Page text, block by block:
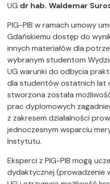
UG dr hab. Waldemar
PIG-PIB w ramach umowy
Gdańskiemu dostęp do
innych materiałów dla
wybranym studentom
UG warunki do odbycia
dla studentów ostatnich lat
stworzona została
prac dyplomowych
z zakresem działalności
jednoczesnym wsparciu
Instytutu.
Eksperci z PIG-PIB mogą
dydaktycznej (prowadzenie